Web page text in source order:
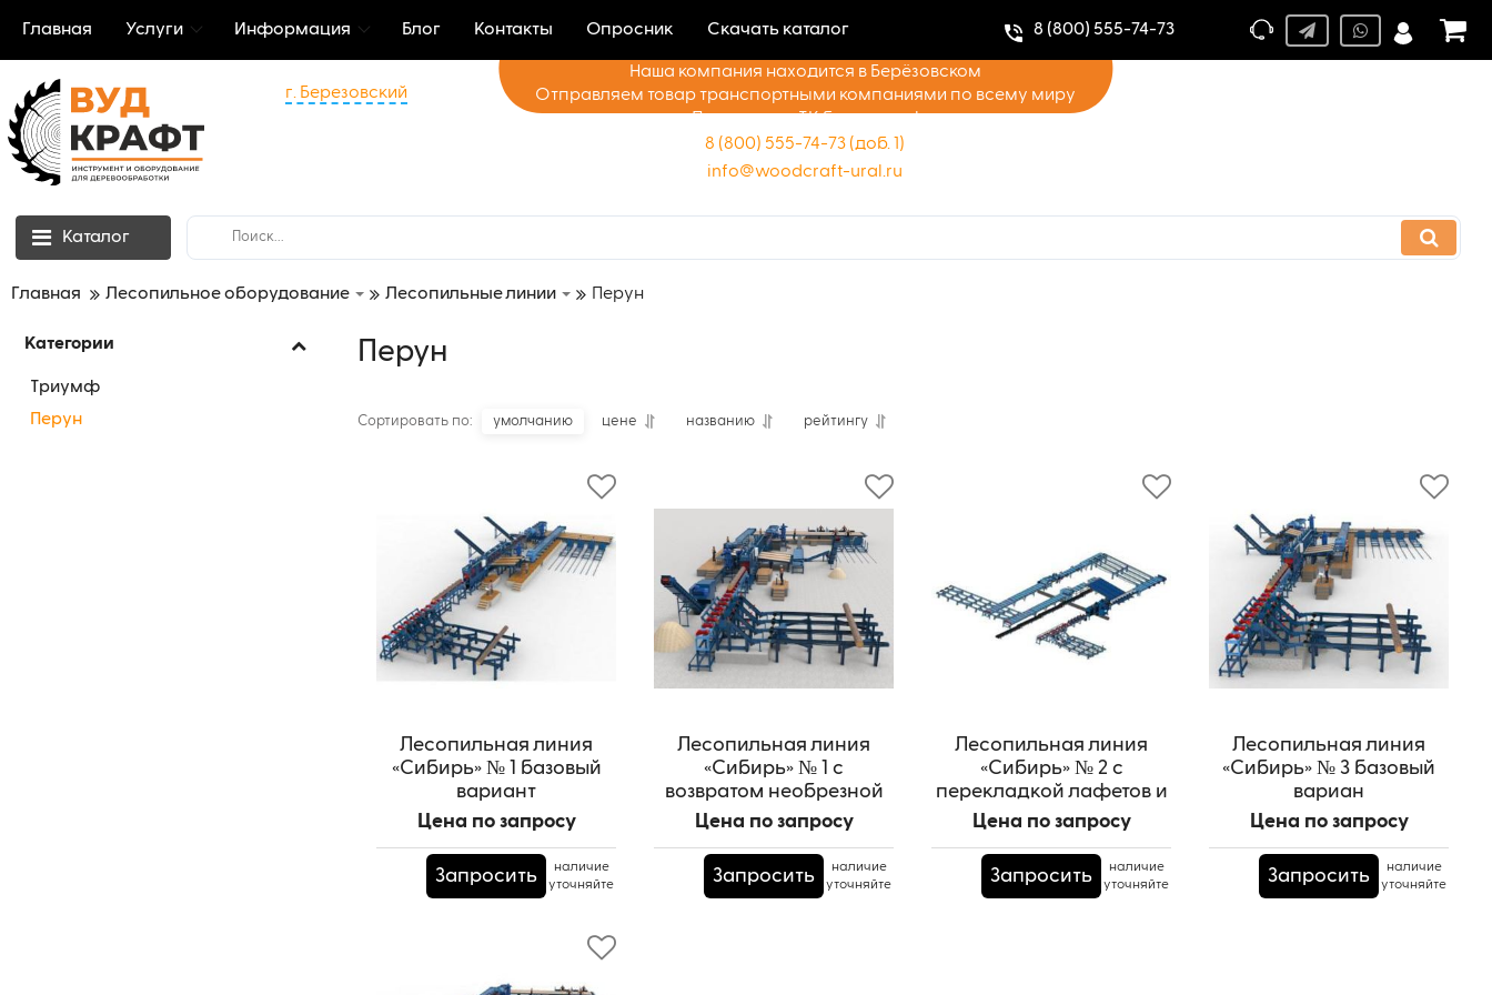
Главная Услуги Информация Блог Контакты Опросник Скачать каталог 8 (800) 555-74-73
г. Березовский
Наша компания находится в Берёзовском
Отправляем товар транспортными компаниями по всему миру
Доставка до ТК бесплатно!
8 (800) 555-74-73 (доб. 1)
info@woodcraft-ural.ru
Каталог
Главная Лесопильное оборудование Лесопильные линии Перун
Категории
Триумф
Перун
Перун
Сортировать по: умолчанию цене названию рейтингу
Лесопильная линия
«Сибирь» № 1 базовый
вариант
Цена по запросу
Запросить
наличие
уточняйте
Лесопильная линия
«Сибирь» № 1 с
возвратом необрезной
доски
Цена по запросу
Запросить
наличие
уточняйте
Лесопильная линия
«Сибирь» № 2 с
перекладкой лафетов и
разворотом
Цена по запросу
Запросить
наличие
уточняйте
Лесопильная линия
«Сибирь» № 3 базовый
вариан
Цена по запросу
Запросить
наличие
уточняйте